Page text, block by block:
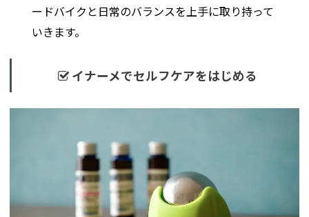
ードバイクと日常のバランスを上手に取り持って
いきます。
イナーメでセルフケアをはじめる